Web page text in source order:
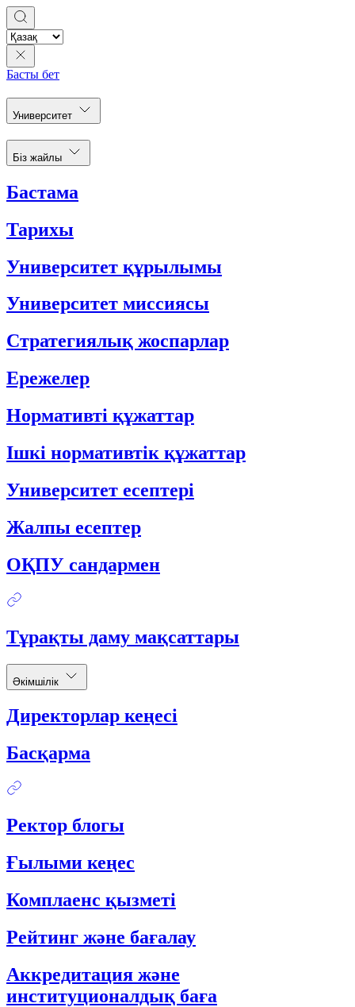
Басты бет
Университет
Біз жайлы
Бастама
Тарихы
Университет құрылымы
Университет миссиясы
Стратегиялық жоспарлар
Ережелер
Нормативті құжаттар
Ішкі нормативтік құжаттар
Университет есептері
Жалпы есептер
ОҚПУ сандармен
Тұрақты даму мақсаттары
Әкімшілік
Директорлар кеңесі
Басқарма
Ректор блогы
Ғылыми кеңес
Комплаенс қызметі
Рейтинг және бағалау
Аккредитация және
институционалдық баға